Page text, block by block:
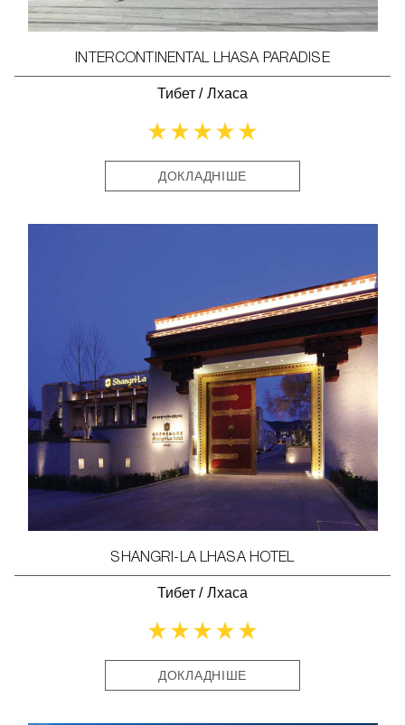
INTERCONTINENTAL LHASA PARADISE
Тибет / Лхаса
ДОКЛАДНІШЕ
SHANGRI-LA LHASA HOTEL
Тибет / Лхаса
ДОКЛАДНІШЕ